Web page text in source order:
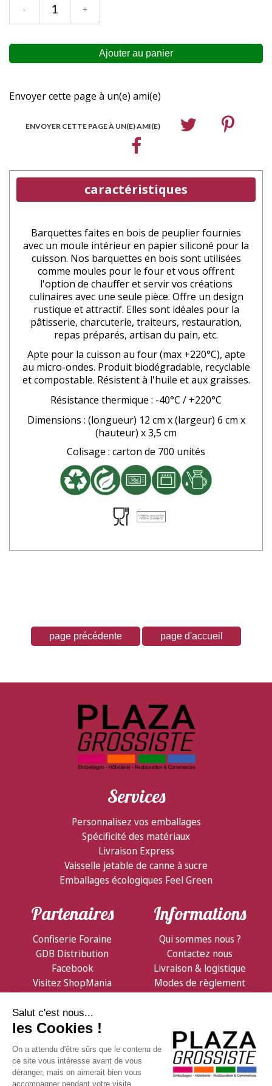
Envoyer cette page à un(e) ami(e)
ENVOYER CETTE PAGE À UN(E) AMI(E)
caractéristiques
Barquettes faites en bois de peuplier fournies
avec un moule intérieur en papier siliconé pour la
cuisson. Nos barquettes en bois sont utilisées
comme moules pour le four et vous offrent
l'option de chauffer et servir vos créations
culinaires avec une seule pièce. Offre un design
rustique et attractif. Elles sont idéales pour la
pâtisserie, charcuterie, traiteurs, restauration,
repas préparés, artisan du pain, etc.
Apte pour la cuisson au four (max +220°C), apte
au micro-ondes. Produit biodégradable, recyclable
et compostable. Résistent à l'huile et aux graisses.
Résistance thermique : -40°C / +220°C
Dimensions : (longueur) 12 cm x (largeur) 6 cm x
(hauteur) x 3,5 cm
Colisage : carton de 700 unités
Services
Personnalisez vos emballages
Spécificité des matériaux
Livraison Express
Vaisselle jetable de canne à sucre
Emballages écologiques Feel Green
Partenaires
Confiserie Foraine
GDB Distribution
Facebook
Visitez ShopMania
Informations
Qui sommes nous ?
Contactez nous
Livraison & logistique
Modes de règlement
Notre Newsletter
Et consultez nos offres promotionnelles en avant-
première